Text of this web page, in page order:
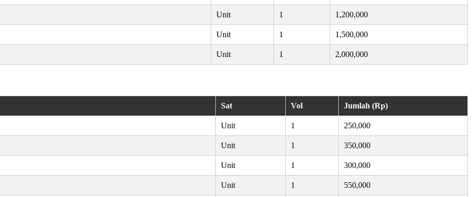
Unit 1 1,200,000
Unit 1 1,500,000
Unit 1 2,000,000
Sat Vol Jumlah (Rp)
Unit 1 250,000
Unit 1 350,000
Unit 1 300,000
Unit 1 550,000